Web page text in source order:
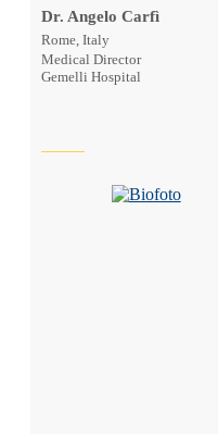
Dr. Angelo Carfì
Rome, Italy
Medical Director
Gemelli Hospital